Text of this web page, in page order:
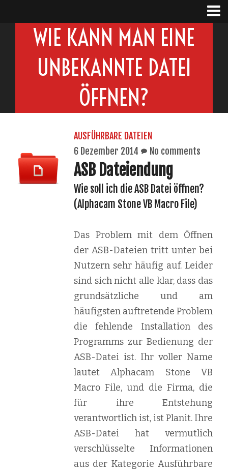
WIE KANN MAN EINE
UNBEKANNTE DATEI
ÖFFNEN?
AUSFÜHRBARE DATEIEN
6 Dezember 2014
No comments
ASB Dateiendung
Wie soll ich die ASB Datei öffnen?
(Alphacam Stone VB Macro File)
Das Problem mit dem Öffnen
der ASB-Dateien tritt unter bei
Nutzern sehr häufig auf. Leider
sind sich nicht alle klar, dass das
grundsätzliche und am
häufigsten auftretende Problem
die fehlende Installation des
Programms zur Bedienung der
ASB-Datei ist. Ihr voller Name
lautet Alphacam Stone VB
Macro File, und die Firma, die
für ihre Entstehung
verantwortlich ist, ist Planit. Ihre
ASB-Datei hat vermutlich
verschlüsselte Informationen
aus der Kategorie Ausführbare